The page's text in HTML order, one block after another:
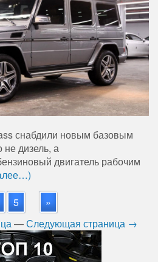
снабдили новым базовым
не дизель, а
двигатель рабочим
5
»
—Следующая страница →